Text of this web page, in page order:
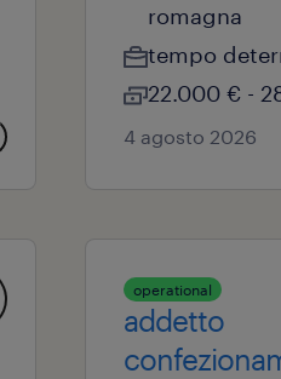
romagna
tempo
22.000 € -
4 agosto 2026
operational
addetto